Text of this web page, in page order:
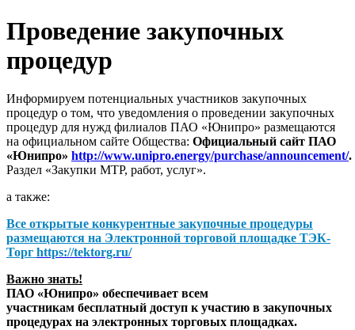
Проведение закупочных
процедур
Информируем потенциальных участников закупочных
процедур о том, что уведомления о проведении закупочных
процедур для нужд филиалов ПАО «Юнипро» размещаются
на официальном сайте Общества: Официальный сайт ПАО
«Юнипро» http://www.unipro.energy/purchase/announcement/.
Раздел «Закупки МТР, работ, услуг».
а также:
Все открытые конкурентные закупочные процедуры
размещаются на Электронной торговой площадке ТЭК-
Торг https://tektorg.ru/
Важно знать!
ПАО «Юнипро» обеспечивает всем
участникам бесплатный доступ к участию в закупочных
процедурах на электронных торговых площадках.